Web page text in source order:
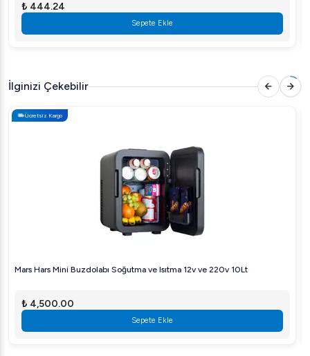
₺ 444.24
Sepete Ekle
İlginizi Çekebilir
Ücretsiz Kargo
Mars Hars Mini Buzdolabı Soğutma ve Isıtma 12v ve 220v 10Lt
₺ 4,500.00
Sepete Ekle